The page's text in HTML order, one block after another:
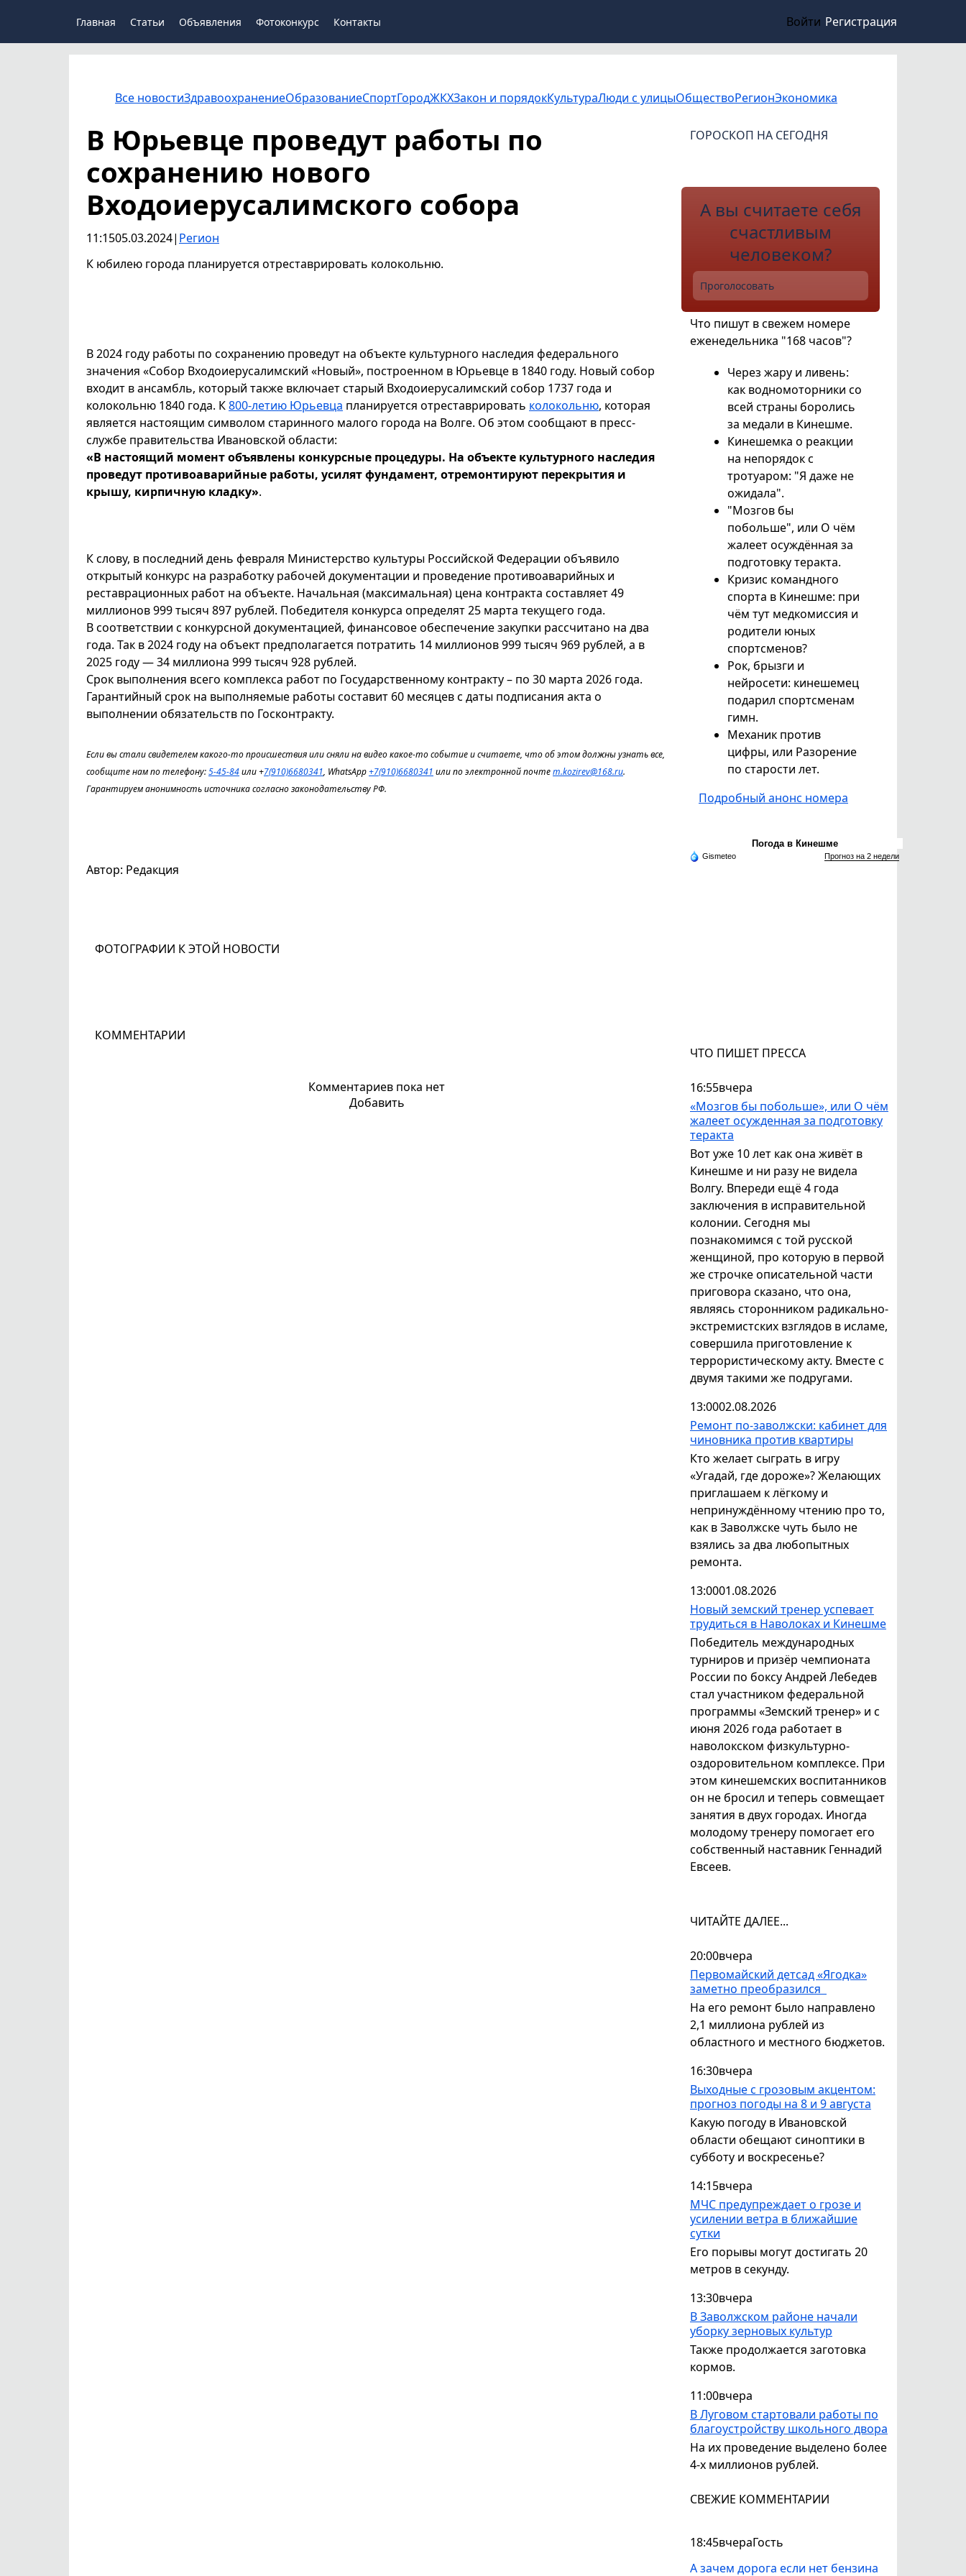
Главная Статьи Объявления Фотоконкурс Контакты Войти Регистрация
Все новостиЗдравоохранениеОбразованиеСпортГородЖКХЗакон и порядокКультураЛюди с улицыОбществоРегионЭкономика
ЧТО ПИШЕТ ПРЕССА
16:55вчера
«Мозгов бы побольше», или О чём
жалеет осужденная за подготовку
теракта
Вот уже 10 лет как она живёт в
Кинешме и ни разу не видела
Волгу. Впереди ещё 4 года
заключения в исправительной
колонии. Сегодня мы
познакомимся с той русской
женщиной, про которую в первой
же строчке описательной части
приговора сказано, что она,
являясь сторонником радикально-
экстремистских взглядов в исламе,
совершила приготовление к
террористическому акту. Вместе с
двумя такими же подругами.
13:0002.08.2026
Ремонт по-заволжски: кабинет для
чиновника против квартиры
Кто желает сыграть в игру
«Угадай, где дороже»? Желающих
приглашаем к лёгкому и
непринуждённому чтению про то,
как в Заволжске чуть было не
взялись за два любопытных
ремонта.
13:0001.08.2026
Новый земский тренер успевает
трудиться в Наволоках и Кинешме
Победитель международных
турниров и призёр чемпионата
России по боксу Андрей Лебедев
стал участником федеральной
программы «Земский тренер» и с
июня 2026 года работает в
наволокском физкультурно-
оздоровительном комплексе. При
этом кинешемских воспитанников
он не бросил и теперь совмещает
занятия в двух городах. Иногда
молодому тренеру помогает его
собственный наставник Геннадий
Евсеев.
ЧИТАЙТЕ ДАЛЕЕ...
20:00вчера
Первомайский детсад «Ягодка»
заметно преобразился
На его ремонт было направлено
2,1 миллиона рублей из
областного и местного бюджетов.
16:30вчера
Выходные с грозовым акцентом:
прогноз погоды на 8 и 9 августа
Какую погоду в Ивановской
области обещают синоптики в
субботу и воскресенье?
14:15вчера
МЧС предупреждает о грозе и
усилении ветра в ближайшие
сутки
Его порывы могут достигать 20
метров в секунду.
13:30вчера
В Заволжском районе начали
уборку зерновых культур
Также продолжается заготовка
кормов.
11:00вчера
В Луговом стартовали работы по
благоустройству школьного двора
На их проведение выделено более
4-х миллионов рублей.
СВЕЖИЕ КОММЕНТАРИИ
18:45вчераГость
А зачем дорога если нет бензина
В Юрьевце проведут работы по
сохранению нового
Входоиерусалимского собора
11:1505.03.2024| Регион
К юбилею города планируется отреставрировать колокольню.
В 2024 году работы по сохранению проведут на объекте культурного наследия федерального
значения «Собор Входоиерусалимский «Новый», построенном в Юрьевце в 1840 году. Новый собор
входит в ансамбль, который также включает старый Входоиерусалимский собор 1737 года и
колокольню 1840 года. К800-летию Юрьевца планируется отреставрировать колокольню, которая
является настоящим символом старинного малого города на Волге. Об этом сообщают в пресс-
службе правительства Ивановской области:
«В настоящий момент объявлены конкурсные процедуры. На объекте культурного наследия
проведут противоаварийные работы, усилят фундамент, отремонтируют перекрытия и
крышу, кирпичную кладку».
К слову, в последний день февраля Министерство культуры Российской Федерации объявило
открытый конкурс на разработку рабочей документации и проведение противоаварийных и
реставрационных работ на объекте. Начальная (максимальная) цена контракта составляет 49
миллионов 999 тысяч 897 рублей. Победителя конкурса определят 25 марта текущего года.
В соответствии с конкурсной документацией, финансовое обеспечение закупки рассчитано на два
года. Так в 2024 году на объект предполагается потратить 14 миллионов 999 тысяч 969 рублей, а в
2025 году — 34 миллиона 999 тысяч 928 рублей.
Срок выполнения всего комплекса работ по Государственному контракту – по 30 марта 2026 года.
Гарантийный срок на выполняемые работы составит 60 месяцев с даты подписания акта о
выполнении обязательств по Госконтракту.
Если вы стали свидетелем какого-то происшествия или сняли на видео какое-то событие и считаете, что об этом должны узнать все,
сообщите нам по телефону:5-45-84или +7(910)6680341, WhatsApp+7(910)6680341 или по электронной почтеm.kozirev@168.ru.
Гарантируем анонимность источника согласно законодательству РФ.
Автор: Редакция
ФОТОГРАФИИ К ЭТОЙ НОВОСТИ
КОММЕНТАРИИ
Комментариев пока нет
Добавить
ГОРОСКОП НА СЕГОДНЯ
А вы считаете себя
счастливым
человеком?
Проголосовать
Что пишут в свежем номере
еженедельника "168 часов"?
Через жару и ливень:
как водномоторники со
всей страны боролись
за медали в Кинешме.
Кинешемка о реакции
на непорядок с
тротуаром: "Я даже не
ожидала".
"Мозгов бы
побольше", или О чём
жалеет осуждённая за
подготовку теракта.
Кризис командного
спорта в Кинешме: при
чём тут медкомиссия и
родители юных
спортсменов?
Рок, брызги и
нейросети: кинешемец
подарил спортсменам
гимн.
Механик против
цифры, или Разорение
по старости лет.
Подробный анонс номера
Погода в Кинешме
Gismeteo Прогноз на 2 недели